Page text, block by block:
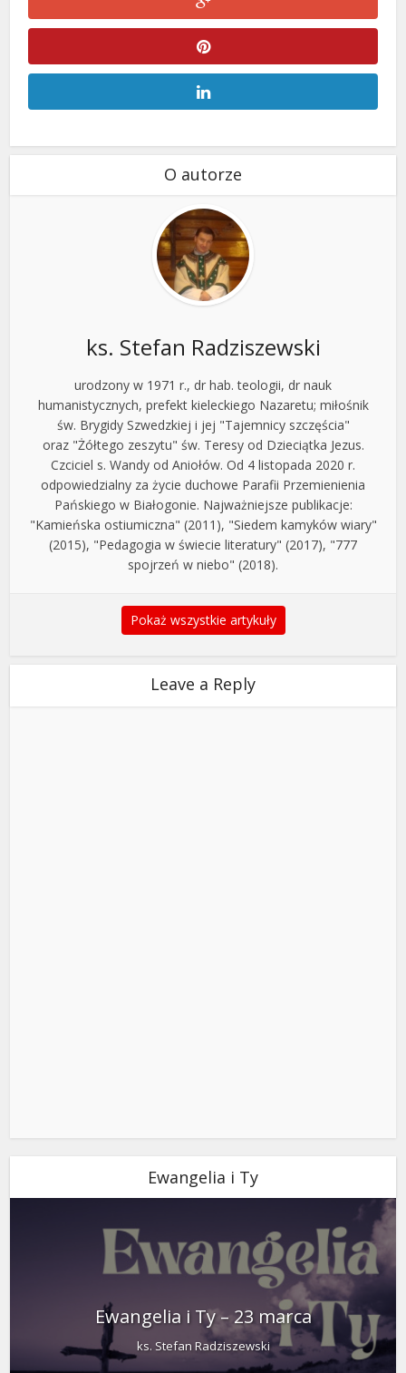
O autorze
ks. Stefan Radziszewski
urodzony w 1971 r., dr hab. teologii, dr nauk
humanistycznych, prefekt kieleckiego Nazaretu; miłośnik
św. Brygidy Szwedzkiej i jej "Tajemnicy szczęścia"
oraz "Żółtego zeszytu" św. Teresy od Dzieciątka Jezus.
Czciciel s. Wandy od Aniołów. Od 4 listopada 2020 r.
odpowiedzialny za życie duchowe Parafii Przemienienia
Pańskiego w Białogonie. Najważniejsze publikacje:
"Kamieńska ostiumiczna" (2011), "Siedem kamyków wiary"
(2015), "Pedagogia w świecie literatury" (2017), "777
spojrzeń w niebo" (2018).
Pokaż wszystkie artykuły
Leave a Reply
Ewangelia i Ty
Ewangelia i Ty – 23 marca
ks. Stefan Radziszewski